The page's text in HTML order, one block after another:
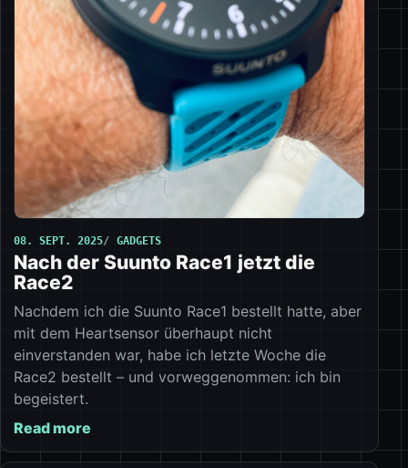
08. SEPT. 2025 GADGETS
Nach der Suunto Race1 jetzt die
Race2
Nachdem ich die Suunto Race1 bestellt hatte, aber
mit dem Heartsensor überhaupt nicht
einverstanden war, habe ich letzte Woche die
Race2 bestellt – und vorweggenommen: ich bin
begeistert.
Read more